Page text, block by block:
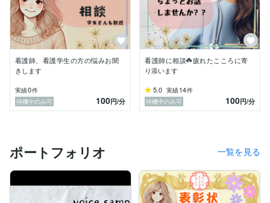
* ✽…………………………………… ✽ *
『相談』と堅苦しくお話するというよりは、「こういう
事もあるよね」と一緒にお話をして、モヤモヤを少しで
も軽くするお手伝いができたら嬉しいです。
仕事、恋愛、人間関係の悩みなど、ジャンル問わず、だ
だお話したい、愚痴を言いたいという方も大歓迎ですの
で気軽にご相談ください✧*
私の声が気になる方はぜひお聴きください♪
看護師、看護学生の方の悩みお聞
きします
実績0件
待機中のみ可
100円/分
看護師に相談☘️疲れたこころに寄
り添います
5.0 実績14件
待機中のみ可
100円/分
ポートフォリオ 一覧を見る